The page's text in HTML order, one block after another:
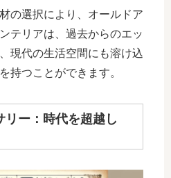
の選択により、オールドア
テリアは、過去からのエッ
現代の生活空間にも溶け込
持つことができます。
リー：時代を超越し